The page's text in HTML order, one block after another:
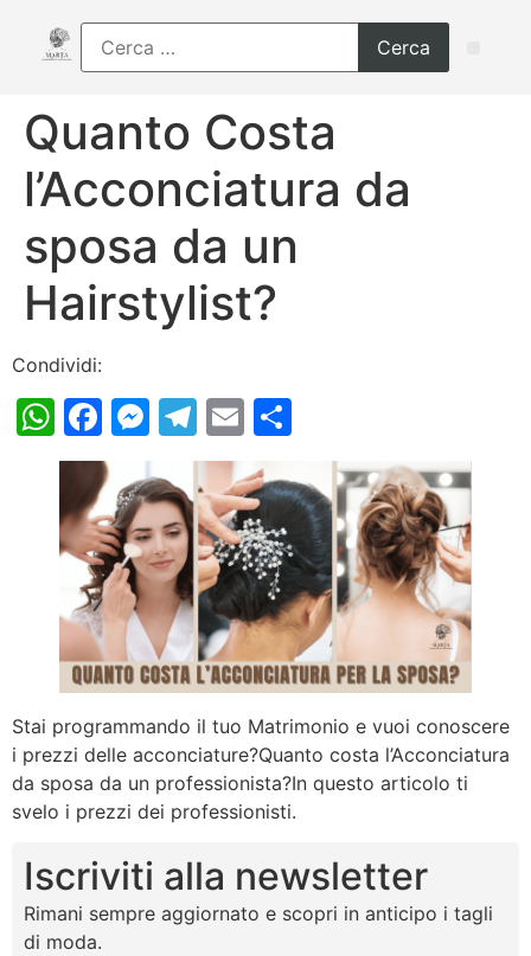
Quanto Costa
l’Acconciatura da
sposa da un
Hairstylist?
Condividi:
WhatsApp
Facebook
Messenger
Telegram
Email
Stai programmando il tuo Matrimonio e vuoi conoscere
i prezzi delle acconciature?Quanto costa l’Acconciatura
da sposa da un professionista?In questo articolo ti
svelo i prezzi dei professionisti.
Iscriviti alla newsletter
Rimani sempre aggiornato e scopri in anticipo i tagli
di moda.